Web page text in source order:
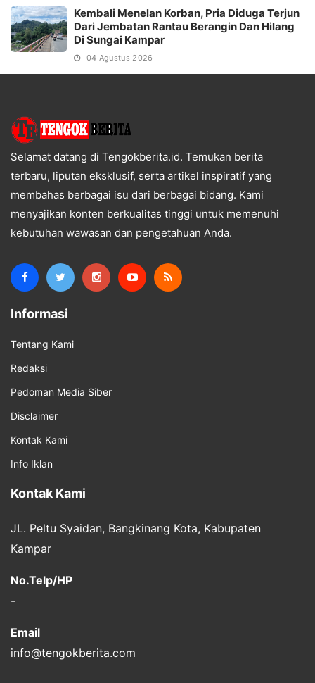
Kembali Menelan Korban, Pria Diduga Terjun
Dari Jembatan Rantau Berangin Dan Hilang
Di Sungai Kampar
04 Agustus 2026
Selamat datang di Tengokberita.id. Temukan berita
terbaru, liputan eksklusif, serta artikel inspiratif yang
membahas berbagai isu dari berbagai bidang. Kami
menyajikan konten berkualitas tinggi untuk memenuhi
kebutuhan wawasan dan pengetahuan Anda.
Informasi
Tentang Kami
Redaksi
Pedoman Media Siber
Disclaimer
Kontak Kami
Info Iklan
Kontak Kami
JL. Peltu Syaidan, Bangkinang Kota, Kabupaten
Kampar
No.Telp/HP
-
Email
info@tengokberita.com